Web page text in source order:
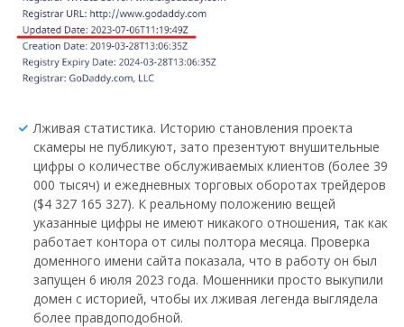
Лживая статистика. Историю становления проекта
скамеры не публикуют, зато презентуют внушительные
цифры о количестве обслуживаемых клиентов (более 39
000 тысяч) и ежедневных торговых оборотах трейдеров
($4 327 165 327). К реальному положению вещей
указанные цифры не имеют никакого отношения, так как
работает контора от силы полтора месяца. Проверка
доменного имени сайта показала, что в работу он был
запущен 6 июля 2023 года. Мошенники просто выкупили
домен с историей, чтобы их лживая легенда выглядела
более правдоподобной.